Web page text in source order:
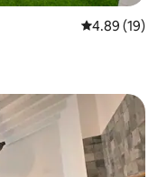
レビュー19
4.89 (19)